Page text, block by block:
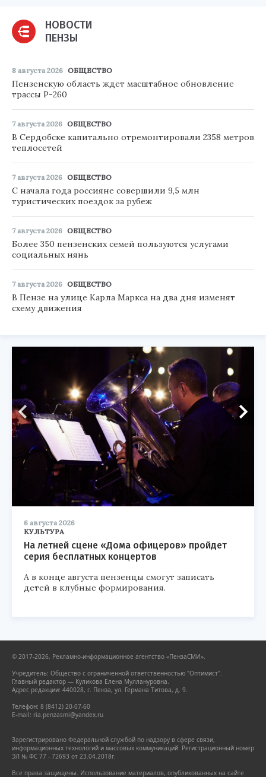
НОВОСТИ
ПЕНЗЫ
8 августа 2026 ОБЩЕСТВО
Пензенскую область ждет масштабное обновление
трассы Р-260
7 августа 2026 ОБЩЕСТВО
В Сердобске капитально отремонтировали 2358 метров
теплосетей
7 августа 2026 ОБЩЕСТВО
С начала года россияне совершили 9,5 млн
туристических поездок за рубеж
7 августа 2026 ОБЩЕСТВО
Более 350 пензенских семей пользуются услугами
социальных нянь
7 августа 2026 ОБЩЕСТВО
В Пензе на улице Карла Маркса на два дня изменят
схему движения
6 августа 2026
КУЛЬТУРА
На летней сцене «Дома офицеров» пройдет
серия бесплатных концертов
А в конце августа пензенцы смогут записать
детей в клубные формирования.
© 2017-2026, Рекламно-информационное агентство «ПензаСМИ».
Учредитель: Общество с ограниченной ответственностью "Оптимист".
Главный редактор — Куликова Елена Муллануровна.
Адрес редакции: 440028, г. Пенза, ул. Германа Титова, д. 9.
Телефон: 8 (8412) 20-07-60
E-mail: ria.penzasmi@yandex.ru
Зарегистрировано Федеральной службой по надзору в сфере связи,
информационных технологий и массовых коммуникаций. Регистрационный номер
ЭЛ № ФС 77 - 72693 от 23.04.2018г.
Все права защищены. Использование материалов, опубликованных на сайте